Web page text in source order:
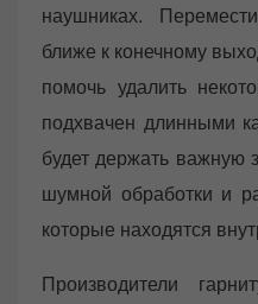
наушниках.
ближе к конечному
помочь удалить
подхвачен длинными
будет держать важную
шумной обработки и
которые находятся
Производители